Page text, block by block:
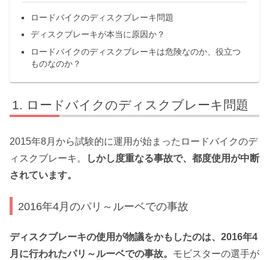
ロードバイクのディスクブレーキ問題
ディスクブレーキが本当に原因か？
ロードバイクのディスクブレーキは危険なのか、役立つ
ものなのか？
ロードバイクのディスクブレーキ問題
2015年8月から試験的に運用が始まったロードバイクのデ
ィスクブレーキ。
しかし度重なる事故で、都度使用が中断
されています。
2016年4月のパリ～ルーベでの事故
ディスクブレーキの使用が物議をかもしたのは、2016年4
月に行われたパリ～ルーベでの事故。 モビスターの選手が